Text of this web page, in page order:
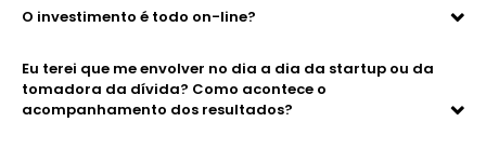
O investimento é todo on-line?
Eu terei que me envolver no dia a dia da startup ou da
tomadora da dívida? Como acontece o
acompanhamento dos resultados?